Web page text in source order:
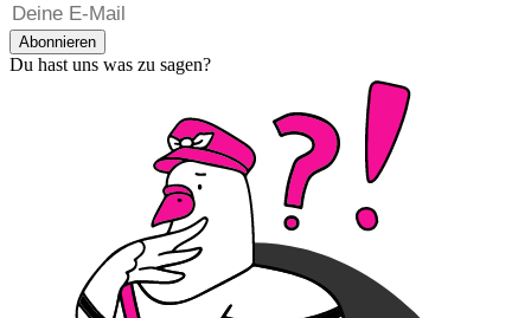
Abonnieren
Du hast uns was zu sagen?